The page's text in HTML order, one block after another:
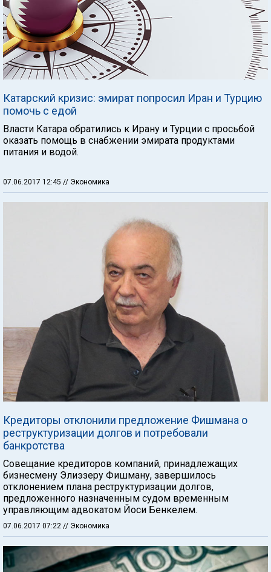
Катарский кризис: эмират попросил Иран и Турцию
помочь с едой
Власти Катара обратились к Ирану и Турции с просьбой
оказать помощь в снабжении эмирата продуктами
питания и водой.
07.06.2017 12:45 // Экономика
Кредиторы отклонили предложение Фишмана о
реструктуризации долгов и потребовали
банкротства
Совещание кредиторов компаний, принадлежащих
бизнесмену Элиэзеру Фишману, завершилось
отклонением плана реструктуризации долгов,
предложенного назначенным судом временным
управляющим адвокатом Йоси Бенкелем.
07.06.2017 07:22 // Экономика